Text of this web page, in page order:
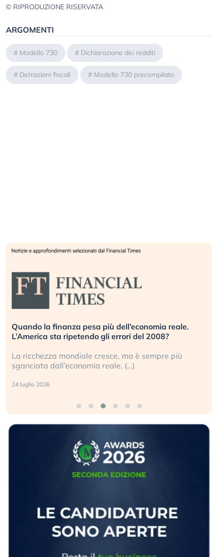
© RIPRODUZIONE RISERVATA
ARGOMENTI
# Modello 730 # Dichiarazione dei redditi
# Detrazioni fiscali # Modello 730 precompilato
Quando la finanza pesa più dell’economia reale.
L’America sta ripetendo gli errori del 2008?
La ricchezza mondiale cresce, ma è sempre più
sganciata dall’economia reale. (…)
24 luglio 2026